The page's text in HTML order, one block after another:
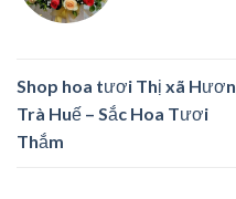
Shop hoa tươi Thị xã
Trà Huế – Sắc Hoa Tươi
Thắm